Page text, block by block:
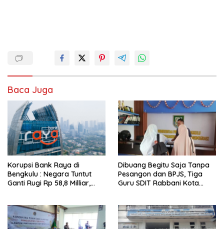
Baca Juga
Korupsi Bank Raya di
Bengkulu : Negara Tuntut
Ganti Rugi Rp 58,8 Milliar,
Dibuang Begitu Saja Tanpa
Pesangon dan BPJS, Tiga
Guru SDIT Rabbani Kota